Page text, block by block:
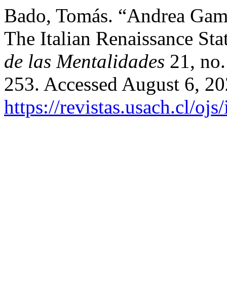
Bado, Tomás. “Andrea
The Italian Renaissance
de las Mentalidades 21,
253. Accessed August 6,
https://revistas.usach.cl/